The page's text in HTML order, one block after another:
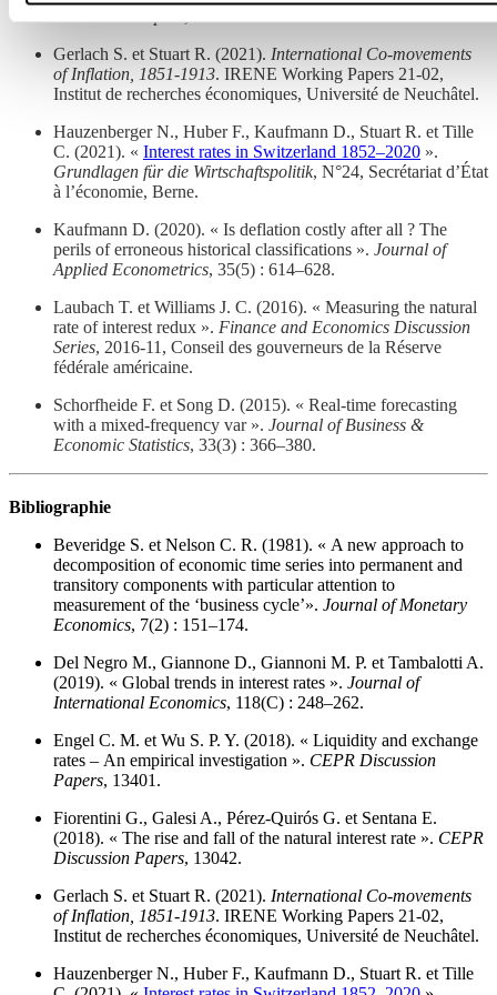
Gerlach S. et Stuart R. (2021). International Co-movements
of Inflation, 1851-1913. IRENE Working Papers 21-02,
Institut de recherches économiques, Université de Neuchâtel.
Hauzenberger N., Huber F., Kaufmann D., Stuart R. et Tille
C. (2021). « Interest rates in Switzerland 1852–2020 ».
Grundlagen für die Wirtschaftspolitik, N°24, Secrétariat d’État
à l’économie, Berne.
Kaufmann D. (2020). « Is deflation costly after all ? The
perils of erroneous historical classifications ». Journal of
Applied Econometrics, 35(5) : 614–628.
Laubach T. et Williams J. C. (2016). « Measuring the natural
rate of interest redux ». Finance and Economics Discussion
Series, 2016-11, Conseil des gouverneurs de la Réserve
fédérale américaine.
Schorfheide F. et Song D. (2015). « Real-time forecasting
with a mixed-frequency var ». Journal of Business &
Economic Statistics, 33(3) : 366–380.
Bibliographie
Beveridge S. et Nelson C. R. (1981). « A new approach to
decomposition of economic time series into permanent and
transitory components with particular attention to
measurement of the ‘business cycle’». Journal of Monetary
Economics, 7(2) : 151–174.
Del Negro M., Giannone D., Giannoni M. P. et Tambalotti A.
(2019). « Global trends in interest rates ». Journal of
International Economics, 118(C) : 248–262.
Engel C. M. et Wu S. P. Y. (2018). « Liquidity and exchange
rates – An empirical investigation ». CEPR Discussion
Papers, 13401.
Fiorentini G., Galesi A., Pérez-Quirós G. et Sentana E.
(2018). « The rise and fall of the natural interest rate ». CEPR
Discussion Papers, 13042.
Gerlach S. et Stuart R. (2021). International Co-movements
of Inflation, 1851-1913. IRENE Working Papers 21-02,
Institut de recherches économiques, Université de Neuchâtel.
Hauzenberger N., Huber F., Kaufmann D., Stuart R. et Tille